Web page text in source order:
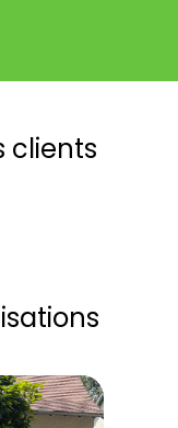
clients